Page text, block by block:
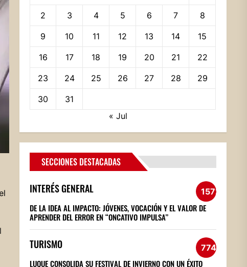
2 3 4 5 6 7 8
9 10 11 12 13 14 15
16 17 18 19 20 21 22
23 24 25 26 27 28 29
30
31
« Jul
SECCIONES DESTACADAS
INTERÉS GENERAL 1572
DE LA IDEA AL IMPACTO: JÓVENES, VOCACIÓN Y EL VALOR DE
APRENDER DEL ERROR EN “ONCATIVO IMPULSA”
TURISMO 774
LUQUE CONSOLIDA SU FESTIVAL DE INVIERNO CON UN ÉXITO